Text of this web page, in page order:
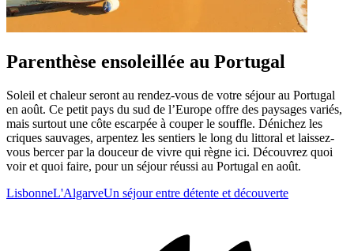
Parenthèse ensoleillée au Portugal
Soleil et chaleur seront au rendez-vous de votre séjour au Portugal
en août. Ce petit pays du sud de l’Europe offre des paysages variés,
mais surtout une côte escarpée à couper le souffle. Dénichez les
criques sauvages, arpentez les sentiers le long du littoral et laissez-
vous bercer par la douceur de vivre qui règne ici. Découvrez quoi
voir et quoi faire, pour un séjour réussi au Portugal en août.
LisbonneL'AlgarveUn séjour entre détente et découverte